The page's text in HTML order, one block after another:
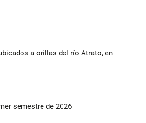
a orillas del río Atrato, en
semestre de 2026